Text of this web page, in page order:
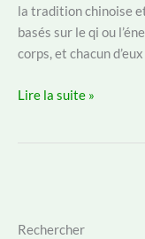
la tradition chinoise
basés sur le qi ou
corps, et chacun
Tai
Lire la suite »
Rechercher